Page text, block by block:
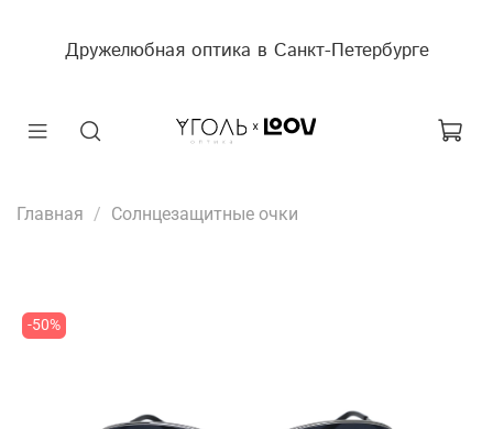
Дружелюбная оптика в Санкт-Петербурге
Главная Солнцезащитные очки
-50%